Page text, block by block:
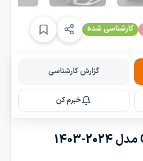
کارشناسی شده
گزارش کارشناسی
خبرم کن